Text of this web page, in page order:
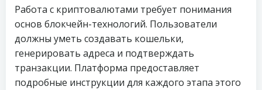
Работа с криптовалютами требует понимания
основ блокчейн-технологий. Пользователи
должны уметь создавать кошельки,
генерировать адреса и подтверждать
транзакции. Платформа предоставляет
подробные инструкции для каждого этапа этого